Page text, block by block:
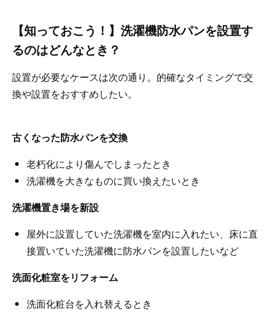
【知っておこう！】洗濯機防水パンを設置す
るのはどんなとき？
設置が必要なケースは次の通り。的確なタイミングで交
換や設置をおすすめしたい。
古くなった防水パンを交換
老朽化により傷んでしまったとき
洗濯機を大きなものに買い換えたいとき
洗濯機置き場を新設
屋外に設置していた洗濯機を室内に入れたい、床に直
接置いていた洗濯機に防水パンを設置したいなど
洗面化粧室をリフォーム
洗面化粧台を入れ替えるとき